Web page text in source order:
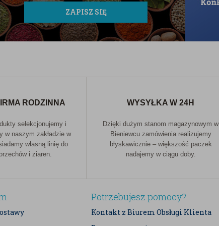
ZAPISZ SIĘ
RODZINNA
selekcjonujemy i
w naszym zakładzie w
własną linię do
i ziaren.
WYSYŁKA W 24H
Dzięki dużym stanom magazynowym w
Bieniewcu zamówienia realizujemy
błyskawicznie – większość paczek
nadajemy w ciągu doby.
Potrzebujesz pomocy?
Kontakt z Biurem Obsługi Klienta